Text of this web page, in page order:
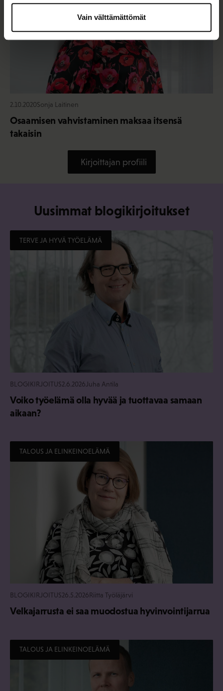
Vain välttämättömät
2.10.2020Sonja Laitinen
Osaamisen vahvistaminen maksaa itsensä
takaisin
Kirjoittajan profiili
Uusimmat blogikirjoitukset
TERVE JA HYVÄ TYÖELÄMÄ
BLOGIKIRJOITUS2.6.2026 Juha Antila
Voiko työelämä olla hyvää ja tuottavaa samaan
aikaan?
TALOUS JA ELINKEINOELÄMÄ
BLOGIKIRJOITUS26.5.2026Riitta Työläjärvi
Velkajarrusta ei saa muodostua hyvinvointijarrua
TALOUS JA ELINKEINOELÄMÄ